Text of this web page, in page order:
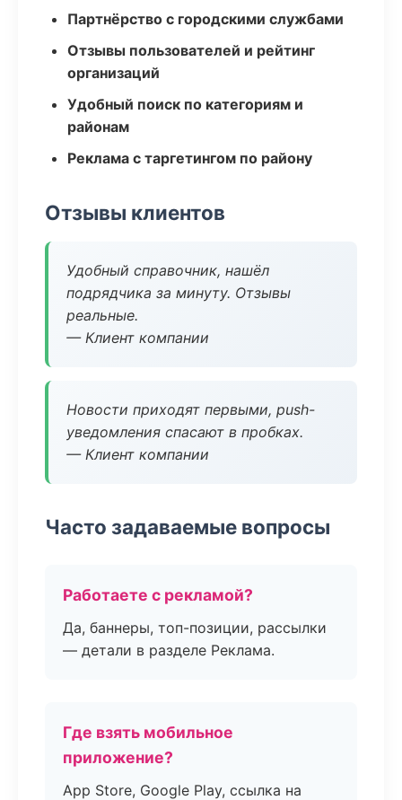
Партнёрство с городскими службами
Отзывы пользователей и рейтинг
организаций
Удобный поиск по категориям и
районам
Реклама с таргетингом по району
Отзывы клиентов
Удобный справочник, нашёл
подрядчика за минуту. Отзывы
реальные.
— Клиент компании
Новости приходят первыми, push-
уведомления спасают в пробках.
— Клиент компании
Часто задаваемые вопросы
Работаете с рекламой?
Да, баннеры, топ-позиции, рассылки
— детали в разделе Реклама.
Где взять мобильное
приложение?
App Store, Google Play, ссылка на